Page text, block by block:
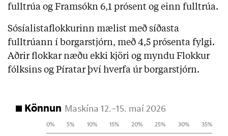
fulltrúa og Framsókn 6,1 prósent og einn fulltrúa.
Sósíalistaflokkurinn mælist með síðasta
fulltrúann í borgarstjórn, með 4,5 prósenta fylgi.
Aðrir flokkar næðu ekki kjöri og myndu Flokkur
fólksins og Píratar því hverfa úr borgarstjórn.